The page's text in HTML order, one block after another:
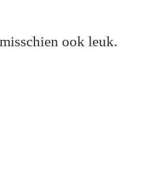
ook leuk.